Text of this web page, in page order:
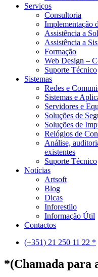
Serviços
Consultoria
Implementação
Assistência a
Assistência a
Formação
Web Design –
Suporte Técnico
Sistemas
Redes e
Sistemas e
Servidores e
Soluções de
Soluções de
Relógios de
Análise,
existentes
Suporte Técnico
Notícias
Artsoft
Blog
Dicas
Inforestilo
Informação Útil
Contactos
(+351) 21 250 11 22 *
*(Chamada para